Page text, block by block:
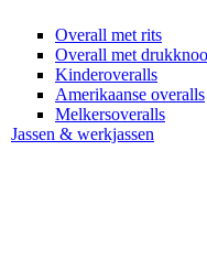
Overall met rits
Overall met
Kinderoveralls
Amerikaanse overalls
Melkersoveralls
Jassen & werkjassen